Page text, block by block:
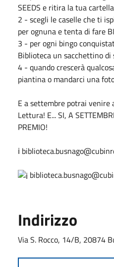
SEEDS e ritira la tua
2 - scegli le caselle che ti
per ognuna e tenta di fare
3 - per ogni bingo
Biblioteca un sacchettino di
4 - quando crescerà
piantina o mandarci una
E a settembre potrai venire
Lettura! E... SI, A
PREMIO!
ℹ
Indirizzo
Via S. Rocco, 14/B, 20874